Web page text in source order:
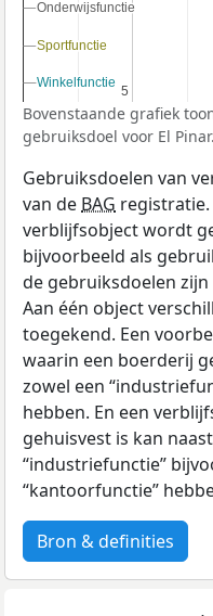
5
5
Onderwijsfunctie
Onderwijsfunctie
Sportfunctie
Sportfunctie
Winkelfunctie
Winkelfunctie
Bovenstaande grafiek
gebruiksdoel voor El Pinar.
Gebruiksdoelen van
van deBAG registratie.
verblijfsobject wordt
bijvoorbeeld als
de gebruiksdoelen
Aan één object
toegekend. Een
waarin een boerderij
zowel een
hebben. En een
gehuisvest is kan
“industriefunctie”
“kantoorfunctie”
Bron & definities